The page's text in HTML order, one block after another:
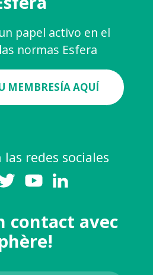
papel activo en el
normas Esfera
MEMBRESÍA AQUÍ
redes sociales
contact avec